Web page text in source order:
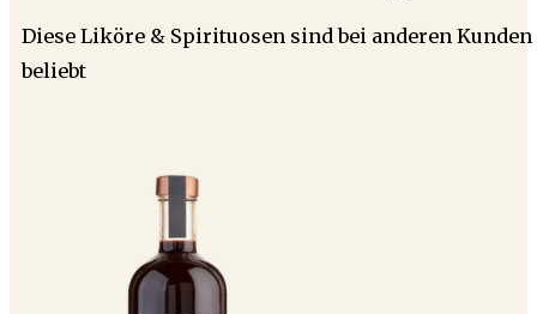
Diese Liköre & Spirituosen sind bei anderen Kunden
beliebt